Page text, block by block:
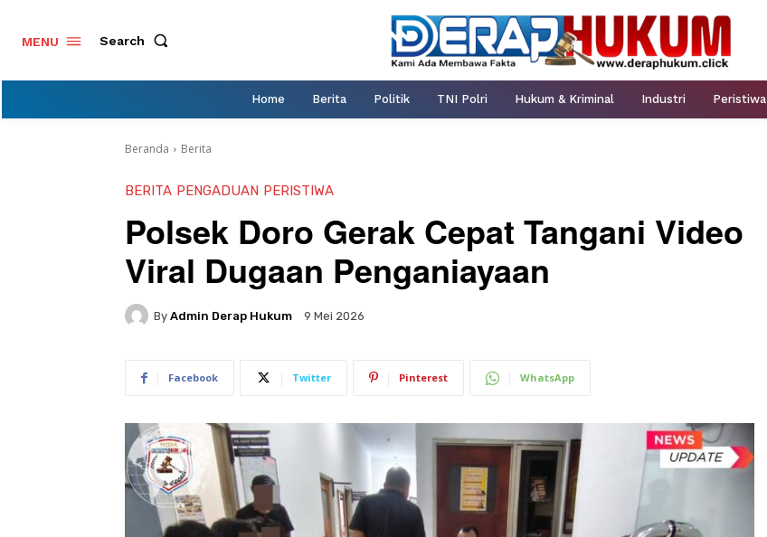
MENU Search
Home Berita Politik TNI Polri Hukum & Kriminal Industri Peristiwa
Beranda Berita
BERITA PENGADUAN PERISTIWA
Polsek Doro Gerak Cepat Tangani Video
Viral Dugaan Penganiayaan
By Admin Derap Hukum 9 Mei 2026
Facebook Twitter Pinterest WhatsApp